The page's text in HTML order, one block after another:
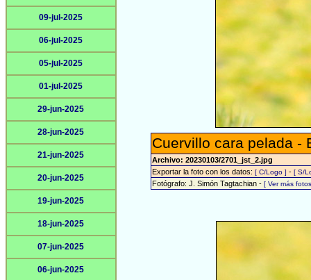
09-jul-2025
06-jul-2025
05-jul-2025
01-jul-2025
29-jun-2025
28-jun-2025
21-jun-2025
20-jun-2025
19-jun-2025
18-jun-2025
07-jun-2025
06-jun-2025
Cuervillo cara pelada -
Archivo: 20230103/2701_jst_2.jpg
Exportar la foto con los datos:[ C/Logo ] -[ S/
Fotógrafo: J. Simón Tagtachian -[ Ver más